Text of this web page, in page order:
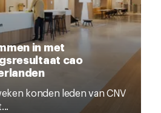
in met
cao
konden leden van CNV